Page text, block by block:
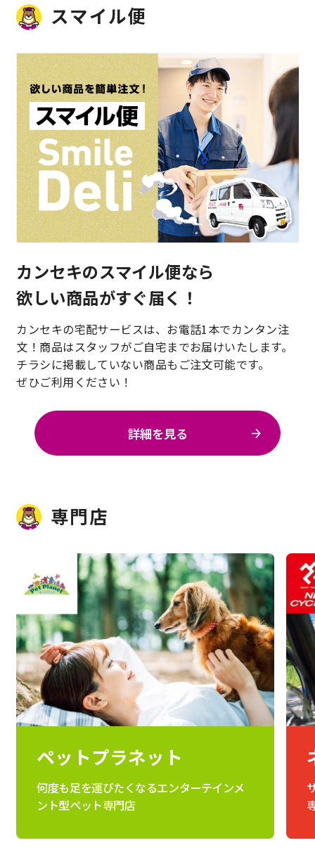
スマイル便
カンセキのスマイル便なら
欲しい商品がすぐ届く！
カンセキの宅配サービスは、お電話1本でカンタン注
文！商品はスタッフがご自宅までお届けいたします。
チラシに掲載していない商品もご注文可能です。
ぜひご利用ください！
詳細を見る
専門店
ペットプラネット
何度も足を運びたくなるエンターテインメ
ント型ペット専門店